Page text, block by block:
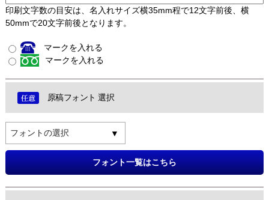
印刷文字数の目安は、名入れサイズ横35mm程で12文字前後、横
50mmで20文字前後となります。
マークを入れる
マークを入れる
原稿フォント 選択
フォントの選択
フォント一覧はこちら